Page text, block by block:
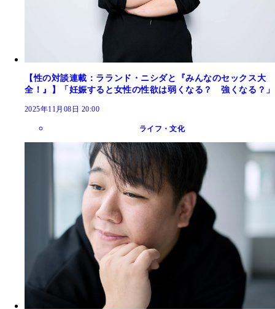
【性の対談連載：ラランド・ニシダと『みんなのセックス大
全！』】「妊娠すると女性の性欲は弱くなる？ 強くなる？」
2025年11月08日 20:00
ライフ・文化